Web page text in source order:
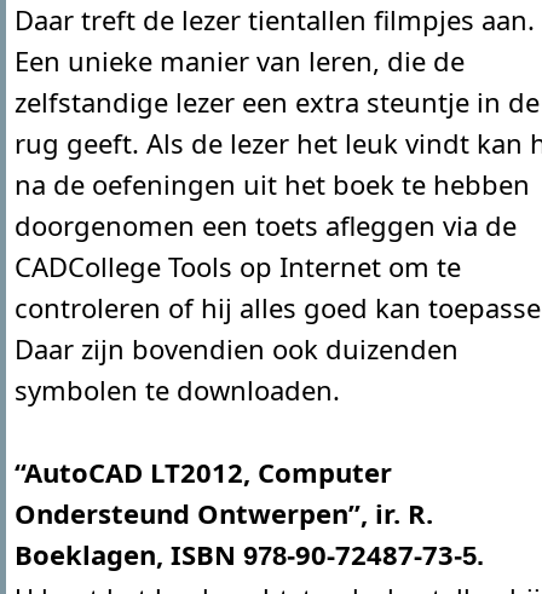
Daar treft de lezer tientallen filmpjes aan.
Een unieke manier van leren, die de
zelfstandige lezer een extra steuntje in de
rug geeft. Als de lezer het leuk vindt kan
na de oefeningen uit het boek te hebben
doorgenomen een toets afleggen via de
CADCollege Tools op Internet om te
controleren of hij alles goed kan
Daar zijn bovendien ook duizenden
symbolen te downloaden.
“AutoCAD LT2012, Computer
Ondersteund Ontwerpen”, ir. R.
Boeklagen, ISBN 978-90-72487-73-5.